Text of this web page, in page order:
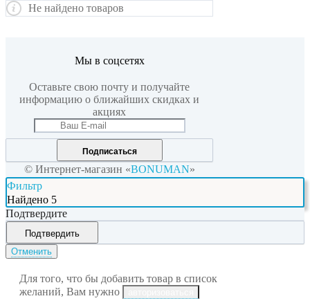
Не найдено товаров
Мы в соцсетях
Оставьте свою почту и получайте
информацию о ближайших скидках и
акциях
Подписаться
© Интернет-магазин «BONUMAN»
Фильтр
Найдено 5
Подтвердите
Подтвердить
Отменить
Для того, что бы добавить товар в список
желаний, Вам нужно